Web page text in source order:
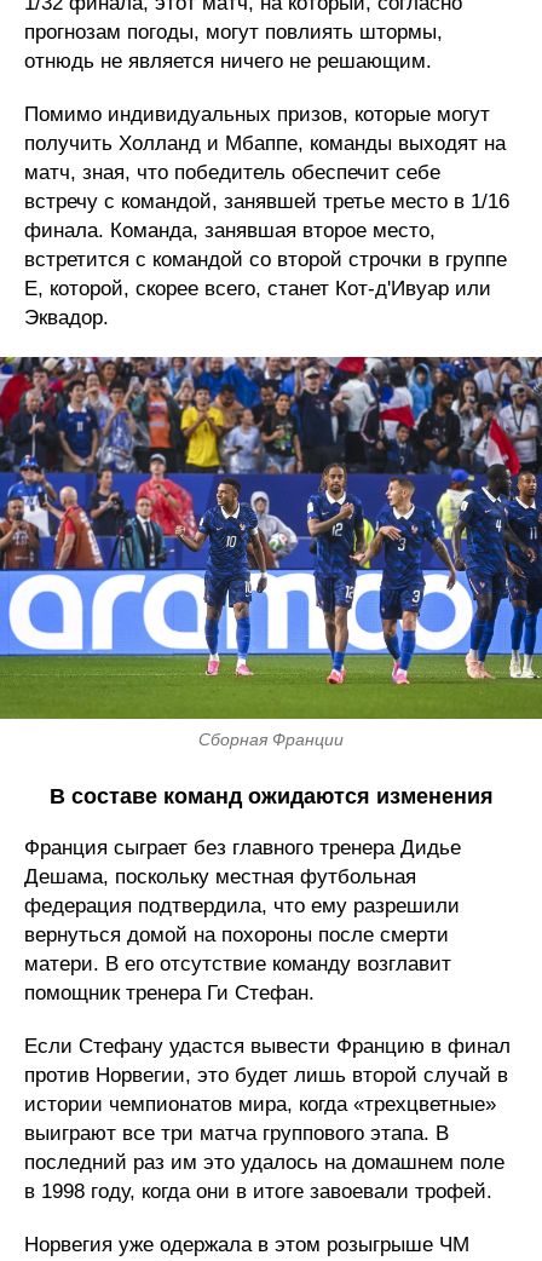
прогнозам погоды, могут повлиять штормы,
отнюдь не является ничего не решающим.
Помимо индивидуальных призов, которые могут
получить Холланд и Мбаппе, команды выходят на
матч, зная, что победитель обеспечит себе
встречу с командой, занявшей третье место в 1/16
финала. Команда, занявшая второе место,
встретится с командой со второй строчки в группе
E, которой, скорее всего, станет Кот-д'Ивуар или
Эквадор.
Сборная Франции
В составе команд ожидаются изменения
Франция сыграет без главного тренера Дидье
Дешама, поскольку местная футбольная
федерация подтвердила, что ему разрешили
вернуться домой на похороны после смерти
матери. В его отсутствие команду возглавит
помощник тренера Ги Стефан.
Если Стефану удастся вывести Францию ​​в финал
против Норвегии, это будет лишь второй случай в
истории чемпионатов мира, когда «трехцветные»
выиграют все три матча группового этапа. В
последний раз им это удалось на домашнем поле
в 1998 году, когда они в итоге завоевали трофей.
Норвегия уже одержала в этом розыгрыше ЧМ